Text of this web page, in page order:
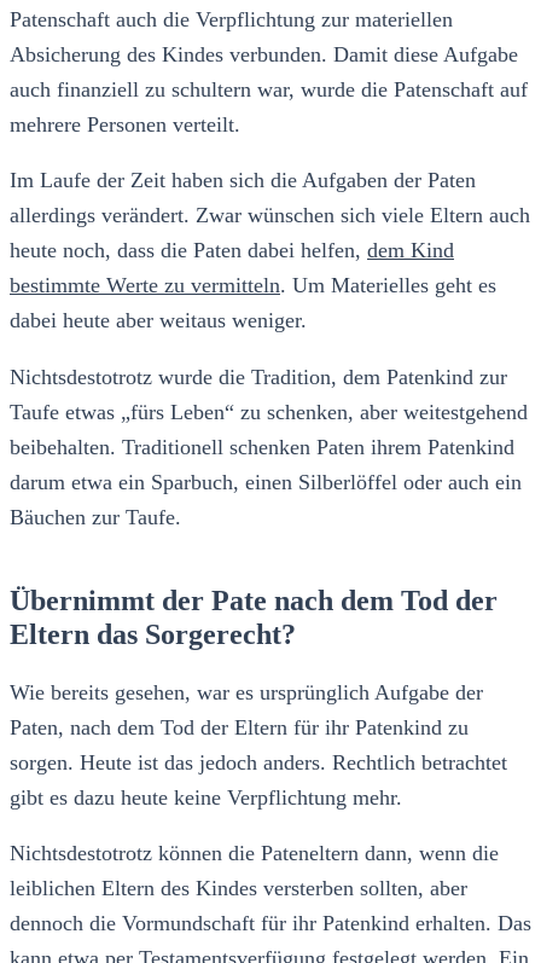
Patenschaft auch die Verpflichtung zur materiellen
Absicherung des Kindes verbunden. Damit diese Aufgabe
auch finanziell zu schultern war, wurde die Patenschaft auf
mehrere Personen verteilt.
Im Laufe der Zeit haben sich die Aufgaben der Paten
allerdings verändert. Zwar wünschen sich viele Eltern auch
heute noch, dass die Paten dabei helfen, dem Kind
bestimmte Werte zu vermitteln. Um Materielles geht es
dabei heute aber weitaus weniger.
Nichtsdestotrotz wurde die Tradition, dem Patenkind zur
Taufe etwas „fürs Leben“ zu schenken, aber weitestgehend
beibehalten. Traditionell schenken Paten ihrem Patenkind
darum etwa ein Sparbuch, einen Silberlöffel oder auch ein
Bäuchen zur Taufe.
Übernimmt der Pate nach dem Tod der
Eltern das Sorgerecht?
Wie bereits gesehen, war es ursprünglich Aufgabe der
Paten, nach dem Tod der Eltern für ihr Patenkind zu
sorgen. Heute ist das jedoch anders. Rechtlich betrachtet
gibt es dazu heute keine Verpflichtung mehr.
Nichtsdestotrotz können die Pateneltern dann, wenn die
leiblichen Eltern des Kindes versterben sollten, aber
dennoch die Vormundschaft für ihr Patenkind erhalten. Das